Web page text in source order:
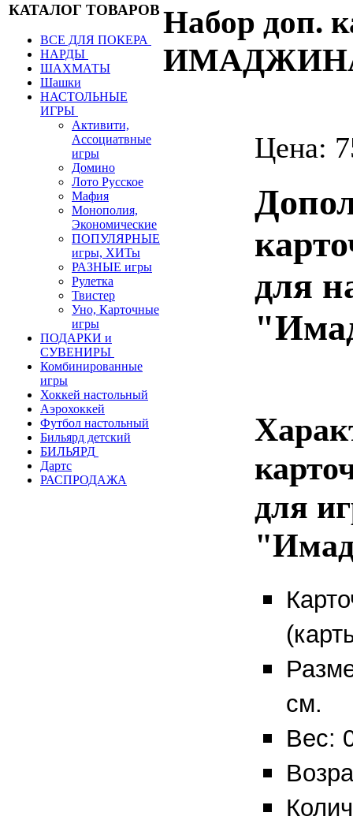
КАТАЛОГ ТОВАРОВ
ВСЕ ДЛЯ ПОКЕРА
НАРДЫ
ШАХМАТЫ
Шашки
НАСТОЛЬНЫЕ
ИГРЫ
Активити,
Ассоциатвные
игры
Домино
Лото Русское
Мафия
Монополия,
Экономические
ПОПУЛЯРНЫЕ
игры, ХИТы
РАЗНЫЕ игры
Рулетка
Твистер
Уно, Карточные
игры
ПОДАРКИ и
СУВЕНИРЫ
Комбинированные
игры
Хоккей настольный
Аэрохоккей
Футбол настольный
Бильярд детский
БИЛЬЯРД
Дартс
РАСПРОДАЖА
Набор доп.
Цена:
для
для
см.
Вес: